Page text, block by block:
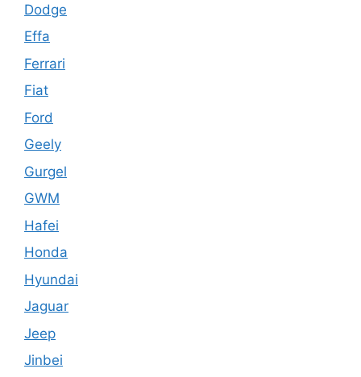
Dodge
Effa
Ferrari
Fiat
Ford
Geely
Gurgel
GWM
Hafei
Honda
Hyundai
Jaguar
Jeep
Jinbei